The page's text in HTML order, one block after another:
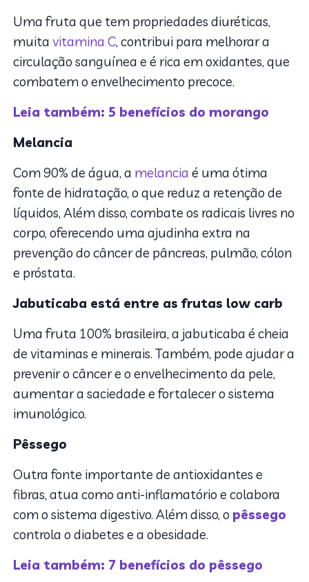
Uma fruta que tem propriedades diuréticas,
muitavitamina C, contribui para melhorar a
circulação sanguínea e é rica em oxidantes, que
combatem o envelhecimento precoce.
Leia também: 5 benefícios do morango
Melancia
Com 90% de água, a melancia é uma ótima
fonte de hidratação, o que reduz a retenção de
líquidos, Além disso, combate os radicais livres no
corpo, oferecendo uma ajudinha extra na
prevenção do câncer de pâncreas, pulmão, cólon
e próstata.
Jabuticaba está entre as frutas low carb
Uma fruta 100% brasileira, a jabuticaba é cheia
de vitaminas e minerais. Também, pode ajudar a
prevenir o câncer e o envelhecimento da pele,
aumentar a saciedade e fortalecer o sistema
imunológico.
Pêssego
Outra fonte importante de antioxidantes e
fibras, atua como anti-inflamatório e colabora
com o sistema digestivo. Além disso, o pêssego
controla o diabetes e a obesidade.
Leia também: 7 benefícios do pêssego